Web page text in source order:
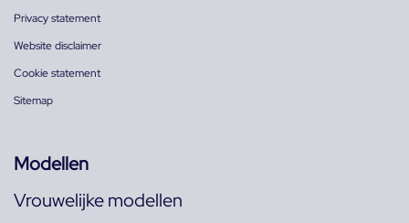
Privacy statement
Website disclaimer
Cookie statement
Sitemap
Modellen
Vrouwelijke modellen